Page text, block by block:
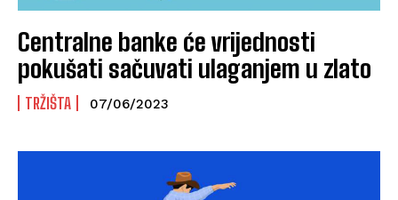
Centralne banke će vrijednosti
pokušati sačuvati ulaganjem u zlato
TRŽIŠTA 07/06/2023